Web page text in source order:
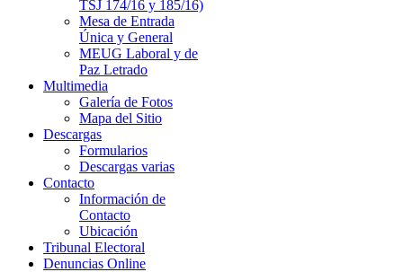
TSJ 174/16 y 185/16)
Mesa de Entrada
Única y General
MEUG Laboral y de
Paz Letrado
Multimedia
Galería de Fotos
Mapa del Sitio
Descargas
Formularios
Descargas varias
Contacto
Información de
Contacto
Ubicación
Tribunal Electoral
Denuncias Online